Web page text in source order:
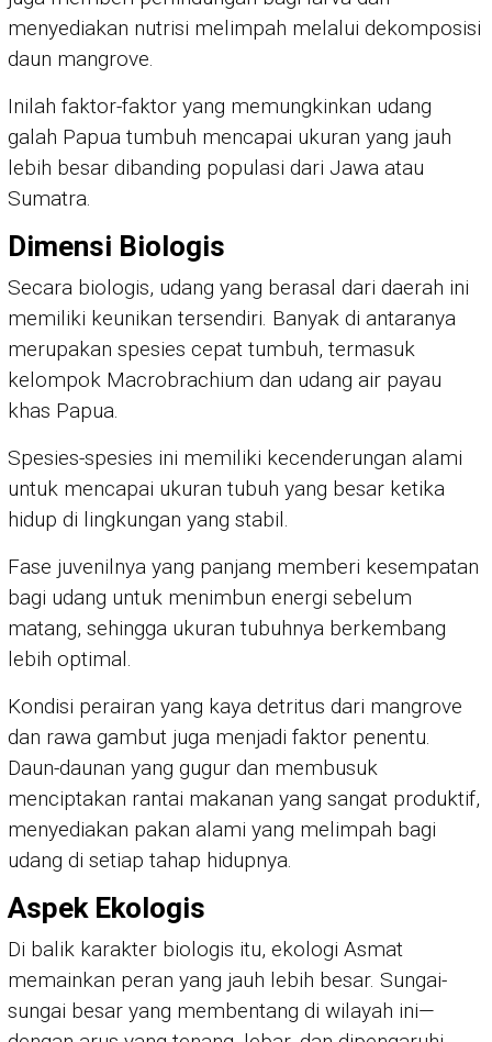
menyediakan nutrisi melimpah melalui dekomposisi
daun mangrove.
Inilah faktor-faktor yang memungkinkan udang
galah Papua tumbuh mencapai ukuran yang jauh
lebih besar dibanding populasi dari Jawa atau
Sumatra.
Dimensi Biologis
Secara biologis, udang yang berasal dari daerah ini
memiliki keunikan tersendiri. Banyak di antaranya
merupakan spesies cepat tumbuh, termasuk
kelompok Macrobrachium dan udang air payau
khas Papua.
Spesies-spesies ini memiliki kecenderungan alami
untuk mencapai ukuran tubuh yang besar ketika
hidup di lingkungan yang stabil.
Fase juvenilnya yang panjang memberi kesempatan
bagi udang untuk menimbun energi sebelum
matang, sehingga ukuran tubuhnya berkembang
lebih optimal.
Kondisi perairan yang kaya detritus dari mangrove
dan rawa gambut juga menjadi faktor penentu.
Daun-daunan yang gugur dan membusuk
menciptakan rantai makanan yang sangat produktif,
menyediakan pakan alami yang melimpah bagi
udang di setiap tahap hidupnya.
Aspek Ekologis
Di balik karakter biologis itu, ekologi Asmat
memainkan peran yang jauh lebih besar. Sungai-
sungai besar yang membentang di wilayah ini—